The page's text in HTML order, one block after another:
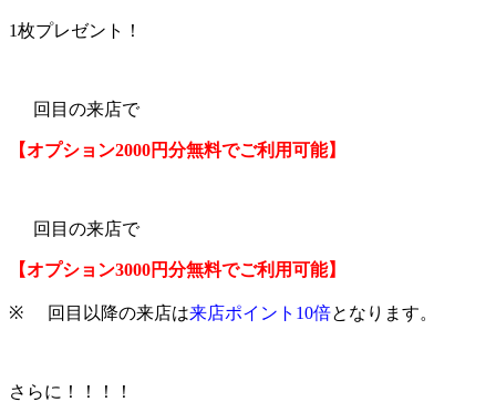
1枚プレゼント！
回目の来店で
【オプション2000円分無料でご利用可能】
回目の来店で
【オプション3000円分無料でご利用可能】
※ 回目以降の来店は来店ポイント10倍となります。
さらに！！！！